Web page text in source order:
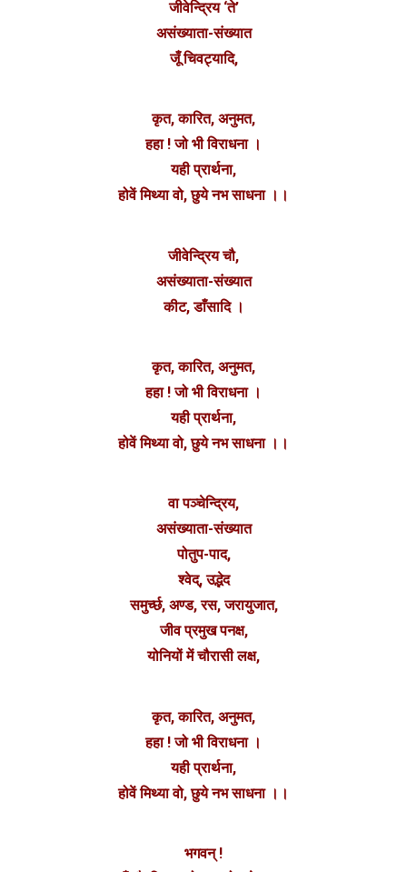
जीवेन्द्रिय ‘ते’
असंख्याता-संख्यात
जूँ चिवट्यादि,
कृत, कारित, अनुमत,
हहा ! जो भी विराधना ।
यही प्रार्थना,
होवें मिथ्या वो, छुये नभ साधना ।।
जीवेन्द्रिय चौ,
असंख्याता-संख्यात
कीट, डाँसादि ।
कृत, कारित, अनुमत,
हहा ! जो भी विराधना ।
यही प्रार्थना,
होवें मिथ्या वो, छुये नभ साधना ।।
वा पञ्चेन्द्रिय,
असंख्याता-संख्यात
पोतुप-पाद,
श्वेद्, उद्भेद
समुर्च्छ, अण्ड, रस, जरायुजात,
जीव प्रमुख पनक्ष,
योनियों में चौरासी लक्ष,
कृत, कारित, अनुमत,
हहा ! जो भी विराधना ।
यही प्रार्थना,
होवें मिथ्या वो, छुये नभ साधना ।।
भगवन् !